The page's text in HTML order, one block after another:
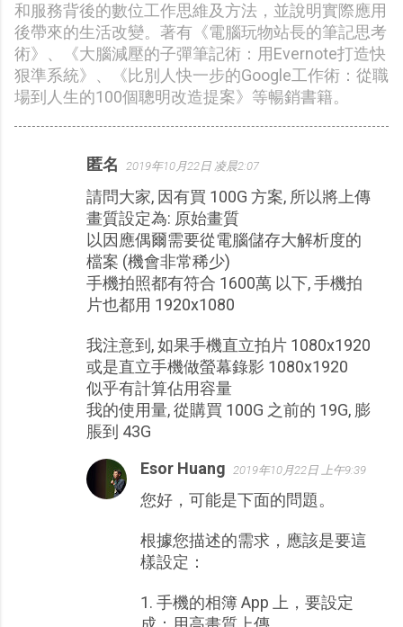
和服務背後的數位工作思維及方法，並說明實際應用
後帶來的生活改變。著有《電腦玩物站長的筆記思考
術》、《大腦減壓的子彈筆記術：用Evernote打造快
狠準系統》、《比別人快一步的Google工作術：從職
場到人生的100個聰明改造提案》等暢銷書籍。
匿名 2019年10月22日 凌晨2:07
請問大家, 因有買 100G 方案, 所以將上傳
畫質設定為: 原始畫質
以因應偶爾需要從電腦儲存大解析度的
檔案 (機會非常稀少)
手機拍照都有符合 1600萬 以下, 手機拍
片也都用 1920x1080
我注意到, 如果手機直立拍片 1080x1920
或是直立手機做螢幕錄影 1080x1920
似乎有計算佔用容量
我的使用量, 從購買 100G 之前的 19G, 膨
脹到 43G
Esor Huang 2019年10月22日 上午9:39
您好，可能是下面的問題。
根據您描述的需求，應該是要這
樣設定：
1. 手機的相簿 App 上，要設定